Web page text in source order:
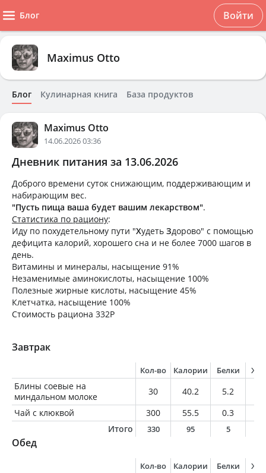
Блог Войти
Maximus Otto
Блог Кулинарная книга База продуктов
Maximus Otto
14.06.2026 03:36
Дневник питания за 13.06.2026
Доброго времени суток снижающим, поддерживающим и
набирающим вес.
"Пусть пища ваша будет вашим лекарством".
Статистика по рациону:
Иду по похудетельному пути "Худеть Здорово" с помощью
дефицита калорий, хорошего сна и не более 7000 шагов в
день.
Витамины и минералы, насыщение 91%
Незаменимые аминокислоты, насыщение 100%
Полезные жирные кислоты, насыщение 45%
Клетчатка, насыщение 100%
Стоимость рациона 332Р
Завтрак
Кол-во Калории Белки
Блины соевые на
миндальном молоке
30 40.2 5.2
Чай с клюквой
300 55.5 0.3
Итого
330 95 5
Обед
Кол-во Калории Белки